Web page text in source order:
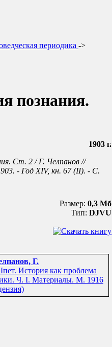
периодика ->
познания.
1903 г.
Ст. 2 / Г. Челпанов //
- Год XIV, кн. 67 (II). - С.
Размер: 0,3 Мб
Тип: DJVU
Г.
История как проблема
Ч. I. Материалы. М. 1916